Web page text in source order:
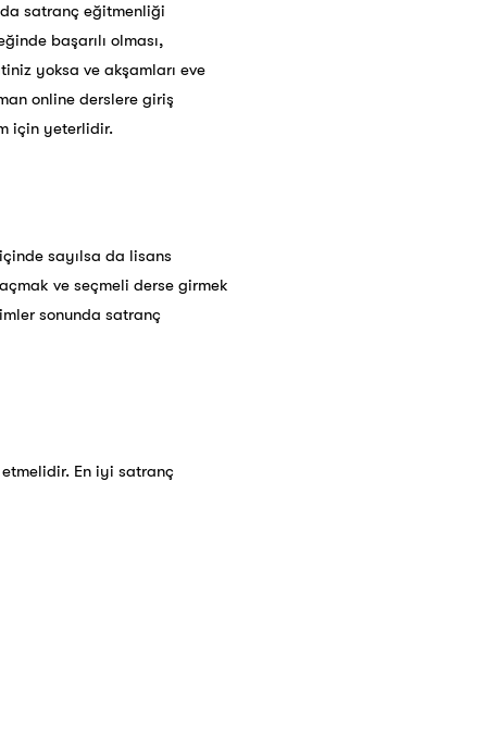
satranç eğitmenliği
başarılı olması,
yoksa ve akşamları eve
online derslere giriş
için yeterlidir.
sayılsa da lisans
ve seçmeli derse girmek
sonunda satranç
En iyi satranç